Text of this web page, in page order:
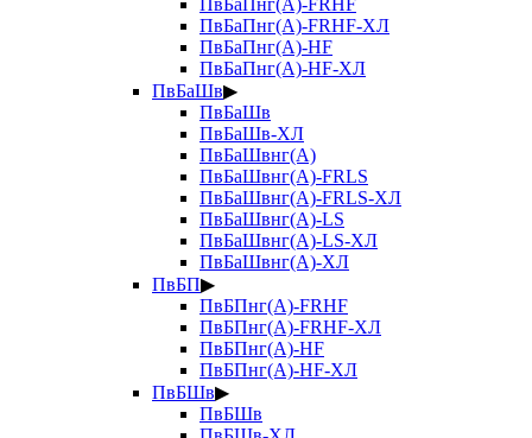
ПвБаПнг(А)-FRHF
ПвБаПнг(А)-FRHF-ХЛ
ПвБаПнг(А)-HF
ПвБаПнг(А)-HF-ХЛ
ПвБаШв▶
ПвБаШв
ПвБаШв-ХЛ
ПвБаШвнг(А)
ПвБаШвнг(А)-FRLS
ПвБаШвнг(А)-FRLS-ХЛ
ПвБаШвнг(А)-LS
ПвБаШвнг(А)-LS-ХЛ
ПвБаШвнг(А)-ХЛ
ПвБП▶
ПвБПнг(А)-FRHF
ПвБПнг(А)-FRHF-ХЛ
ПвБПнг(А)-HF
ПвБПнг(А)-HF-ХЛ
ПвБШв▶
ПвБШв